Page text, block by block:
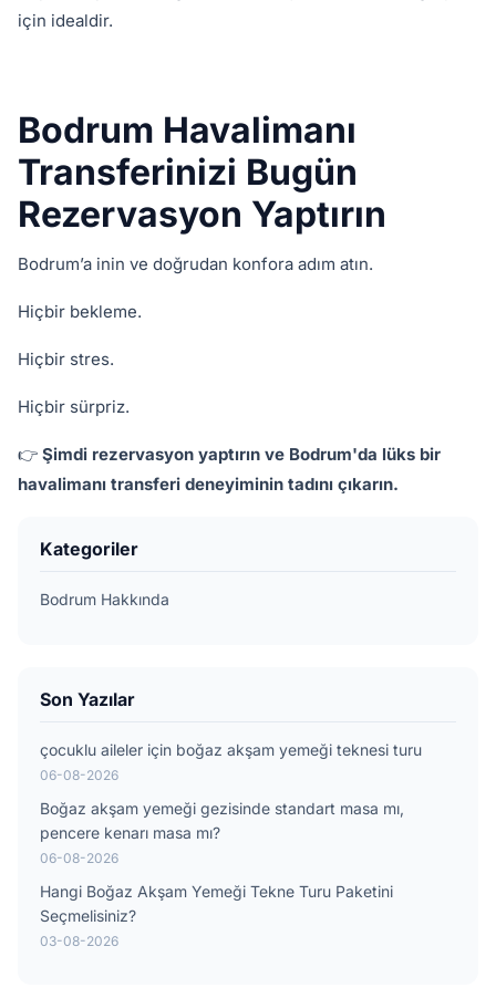
için idealdir.
Bodrum Havalimanı
Transferinizi Bugün
Rezervasyon Yaptırın
Bodrum’a inin ve doğrudan konfora adım atın.
Hiçbir bekleme.
Hiçbir stres.
Hiçbir sürpriz.
👉 Şimdi rezervasyon yaptırın ve Bodrum'da lüks bir
havalimanı transferi deneyiminin tadını çıkarın.
Kategoriler
Bodrum Hakkında
Son Yazılar
çocuklu aileler için boğaz akşam yemeği teknesi turu
06-08-2026
Boğaz akşam yemeği gezisinde standart masa mı,
pencere kenarı masa mı?
06-08-2026
Hangi Boğaz Akşam Yemeği Tekne Turu Paketini
Seçmelisiniz?
03-08-2026